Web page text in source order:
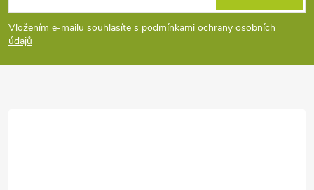
p
a
Vložením e-mailu souhlasíte s podmínkami ochrany osobních
údajů